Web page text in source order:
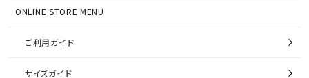
ONLINE STORE MENU
ご利用ガイド
サイズガイド